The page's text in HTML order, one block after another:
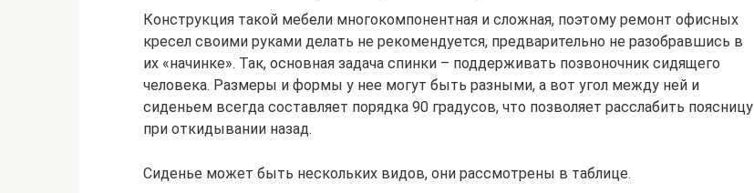
Конструкция такой мебели многокомпонентная и сложная, поэтому ремонт офисных
кресел своими руками делать не рекомендуется, предварительно не разобравшись в
их «начинке». Так, основная задача спинки – поддерживать позвоночник сидящего
человека. Размеры и формы у нее могут быть разными, а вот угол между ней и
сиденьем всегда составляет порядка 90 градусов, что позволяет расслабить поясницу
при откидывании назад.
Сиденье может быть нескольких видов, они рассмотрены в таблице.